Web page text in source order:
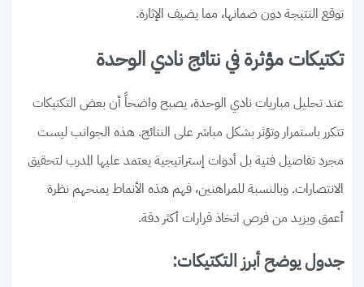
توقع النتيجة دون ضمانها، مما يضيف الإثارة.
تكتيكات مؤثرة في نتائج نادي الوحدة
عند تحليل مباريات نادي الوحدة، يصبح واضحاً أن بعض التكتيكات
تتكرر باستمرار وتؤثر بشكل مباشر على النتائج. هذه الجوانب ليست
مجرد تفاصيل فنية بل أدوات إستراتيجية يعتمد عليها المدرب لتحقيق
الانتصارات. وبالنسبة للمراهنين، فهم هذه الأنماط يمنحهم نظرة
أعمق ويزيد من فرص اتخاذ قرارات أكثر دقة.
جدول يوضح أبرز التكتيكات: